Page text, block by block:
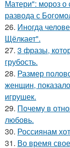
Матери": мороз о
развода с
26. Иногда
Щёлкает".
27. 3 фразы,
грубость.
28. Размер
женщин,
игрушек.
29. Почему в
любовь.
30. Россиянам
31. Во время